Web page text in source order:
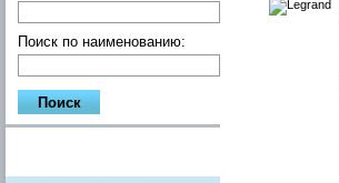
Поиск по наименованию: